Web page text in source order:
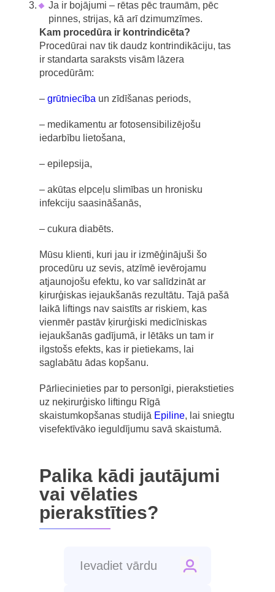
Ja ir bojājumi – rētas pēc traumām, pēc
pinnes, strijas, kā arī dzimumzīmes.
Kam procedūra ir kontrindicēta?
Procedūrai nav tik daudz kontrindikāciju, tas
ir standarta saraksts visām lāzera
procedūrām:
– grūtniecība un zīdīšanas periods,
– medikamentu ar fotosensibilizējošu
iedarbību lietošana,
– epilepsija,
– akūtas elpceļu slimības un hronisku
infekciju saasināšanās,
– cukura diabēts.
Mūsu klienti, kuri jau ir izmēģinājuši šo
procedūru uz sevis, atzīmē ievērojamu
atjaunojošu efektu, ko var salīdzināt ar
ķirurģiskas iejaukšanās rezultātu. Tajā pašā
laikā liftings nav saistīts ar riskiem, kas
vienmēr pastāv ķirurģiski medicīniskas
iejaukšanās gadījumā, ir lētāks un tam ir
ilgstošs efekts, kas ir pietiekams, lai
saglabātu ādas kopšanu.
Pārliecinieties par to personīgi, pierakstieties
uz neķirurģisko liftingu Rīgā
skaistumkopšanas studijā Epiline, lai sniegtu
visefektīvāko ieguldījumu savā skaistumā.
Palika kādi jautājumi
vai vēlaties
pierakstīties?